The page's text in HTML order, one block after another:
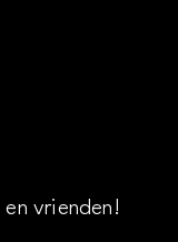
vrienden!